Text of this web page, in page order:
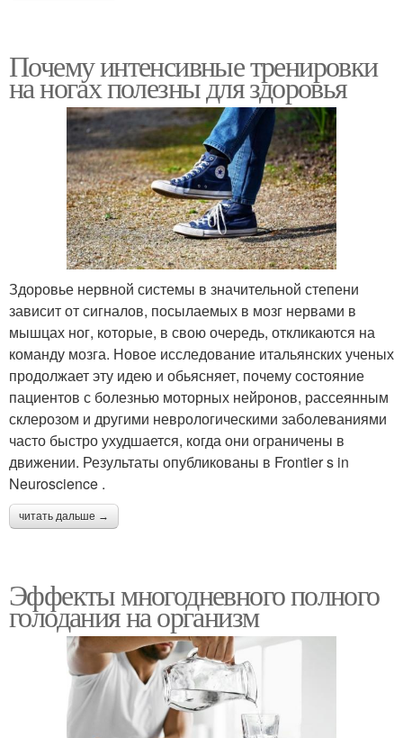
Почему интенсивные тренировки
на ногах полезны для здоровья
Здоровье нервной системы в значительной степени
зависит от сигналов, посылаемых в мозг нервами в
мышцах ног, которые, в свою очередь, откликаются на
команду мозга. Новое исследование итальянских ученых
продолжает эту идею и обьясняет, почему состояние
пациентов с болезнью моторных нейронов, рассеянным
склерозом и другими неврологическими заболеваниями
часто быстро ухудшается, когда они ограничены в
движении. Результаты опубликованы в Frontier s in
Neuroscience .
читать дальше →
Эффекты многодневного полного
голодания на организм